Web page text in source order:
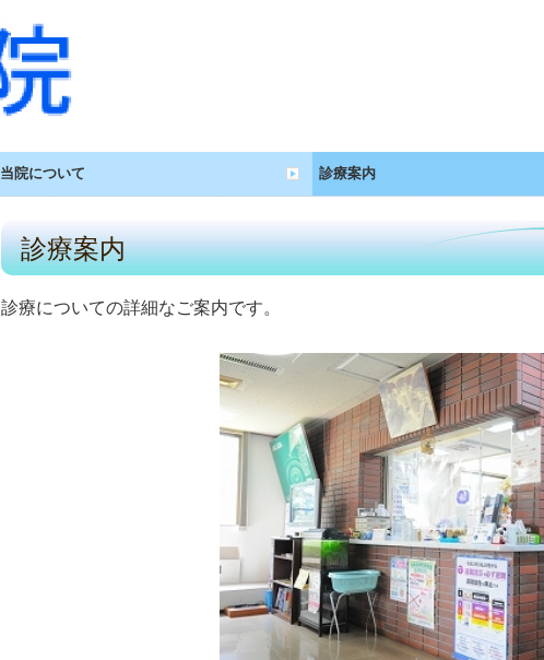
当院について 診療案内
診療案内
診療についての詳細なご案内です。